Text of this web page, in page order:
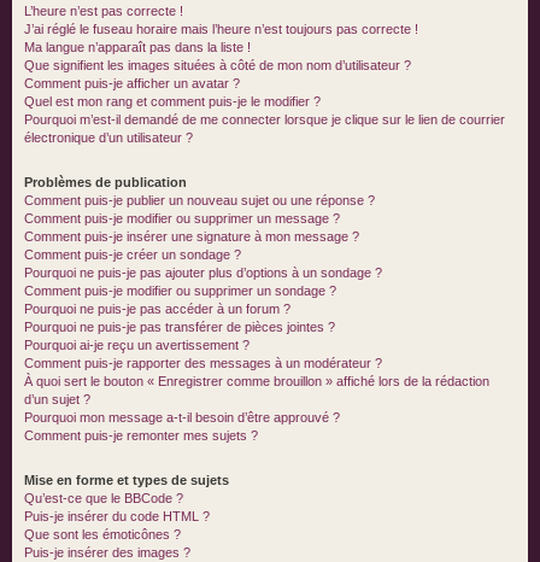
L’heure n’est pas correcte !
J’ai réglé le fuseau horaire mais l’heure n’est toujours pas correcte !
Ma langue n’apparaît pas dans la liste !
Que signifient les images situées à côté de mon nom d’utilisateur ?
Comment puis-je afficher un avatar ?
Quel est mon rang et comment puis-je le modifier ?
Pourquoi m’est-il demandé de me connecter lorsque je clique sur le lien de courrier
électronique d’un utilisateur ?
Problèmes de publication
Comment puis-je publier un nouveau sujet ou une réponse ?
Comment puis-je modifier ou supprimer un message ?
Comment puis-je insérer une signature à mon message ?
Comment puis-je créer un sondage ?
Pourquoi ne puis-je pas ajouter plus d’options à un sondage ?
Comment puis-je modifier ou supprimer un sondage ?
Pourquoi ne puis-je pas accéder à un forum ?
Pourquoi ne puis-je pas transférer de pièces jointes ?
Pourquoi ai-je reçu un avertissement ?
Comment puis-je rapporter des messages à un modérateur ?
À quoi sert le bouton « Enregistrer comme brouillon » affiché lors de la rédaction
d’un sujet ?
Pourquoi mon message a-t-il besoin d’être approuvé ?
Comment puis-je remonter mes sujets ?
Mise en forme et types de sujets
Qu’est-ce que le BBCode ?
Puis-je insérer du code HTML ?
Que sont les émoticônes ?
Puis-je insérer des images ?